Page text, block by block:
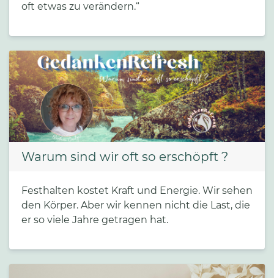
oft etwas zu verändern.“
Warum sind wir oft so erschöpft ?
Festhalten kostet Kraft und Energie. Wir sehen
den Körper. Aber wir kennen nicht die Last, die
er so viele Jahre getragen hat.